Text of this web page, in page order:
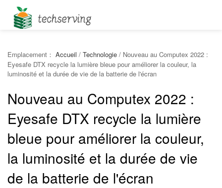
Emplacement： Accueil / Technologie / Nouveau au Computex 2022 :
Eyesafe DTX recycle la lumière bleue pour améliorer la couleur, la
luminosité et la durée de vie de la batterie de l'écran
Nouveau au Computex 2022 :
Eyesafe DTX recycle la lumière
bleue pour améliorer la couleur,
la luminosité et la durée de vie
de la batterie de l'écran